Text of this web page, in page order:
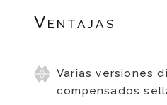
Ventajas
Varias versiones
compensados